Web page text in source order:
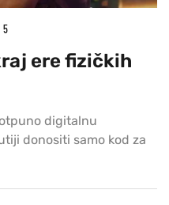
5
ere fizičkih
digitalnu
donositi samo kod za